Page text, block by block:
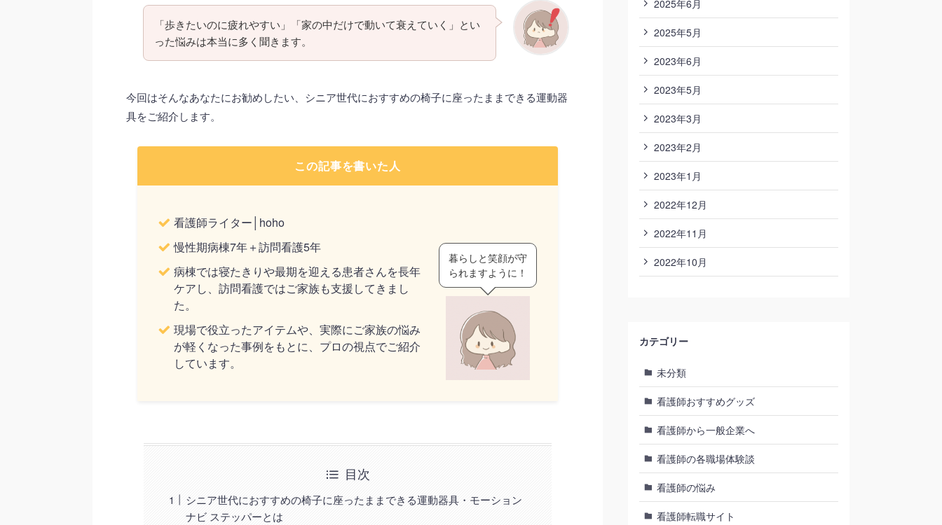
「歩きたいのに疲れやすい」「家の中だけで動いて衰えていく」とい
った悩みは本当に多く聞きます。
今回はそんなあなたにお勧めしたい、シニア世代におすすめの椅子に座ったままできる運動器
具をご紹介します。
この記事を書いた人
看護師ライター│hoho
慢性期病棟7年＋訪問看護5年
病棟では寝たきりや最期を迎える患者さんを長年
ケアし、訪問看護ではご家族も支援してきまし
た。
現場で役立ったアイテムや、実際にご家族の悩み
が軽くなった事例をもとに、プロの視点でご紹介
しています。
暮らしと笑顔が守
られますように！
目次
シニア世代におすすめの椅子に座ったままできる運動器具・モーション
ナビ ステッパーとは
2025年6月
2025年5月
2023年6月
2023年5月
2023年3月
2023年2月
2023年1月
2022年12月
2022年11月
2022年10月
カテゴリー
未分類
看護師おすすめグッズ
看護師から一般企業へ
看護師の各職場体験談
看護師の悩み
看護師転職サイト